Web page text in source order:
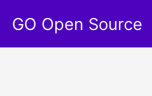
contenu
GO Open Source